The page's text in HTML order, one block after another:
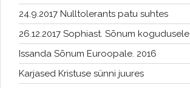
24.9.2017 Nulltolerants patu suhtes
26.12.2017 Sophiast. Sõnum kogudusele
Issanda Sõnum Euroopale. 2016
Karjased Kristuse sünni juures